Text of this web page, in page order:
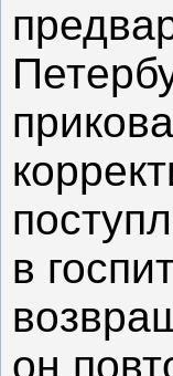
в
он